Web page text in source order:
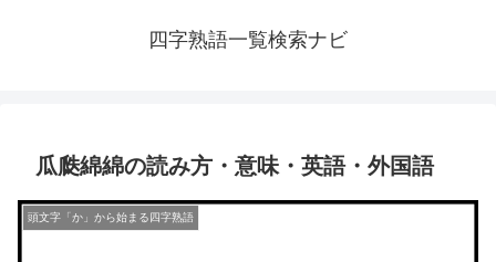
四字熟語一覧検索ナビ
瓜瓞綿綿の読み方・意味・英語・外国語
頭文字「か」から始まる四字熟語